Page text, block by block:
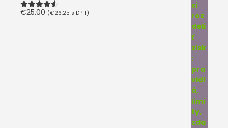
Hodnotenie
€25.00 (€26.25 s DPH)